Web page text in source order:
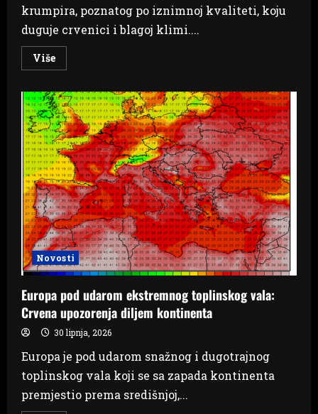
krumpira, poznatog po iznimnoj kvaliteti, koju
duguje crvenici i blagoj klimi....
VišeRead
more
ljubuškog
ranog
krumpira:
‘Prije
ćete
doći
na
CT
pregled
nego
naći
radnika
za
dnevnicu
od
150
maraka’
Novosti
Europa pod udarom ekstremnog toplinskog vala:
Crvena upozorenja diljem kontinenta
30 lipnja, 2026
Europa je pod udarom snažnog i dugotrajnog
toplinskog vala koji se sa zapada kontinenta
premjestio prema središnjoj,...